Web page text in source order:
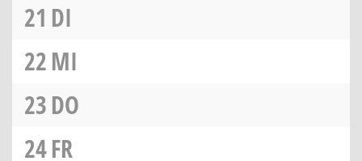
21 DI
22MI
23DO
24FR